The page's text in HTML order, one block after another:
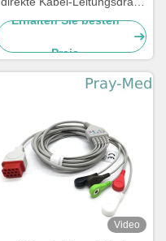
EA6232B ECG an
Erhalten Sie besten
Preis
Video